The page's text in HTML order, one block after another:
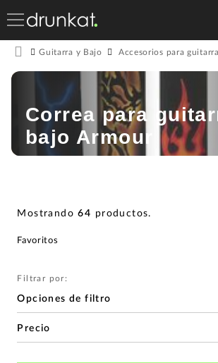
Guitarra y Bajo Accesorios para
Correa para
bajo Armour
Mostrando64 productos.
Filtrar por:
Opciones de filtro
Precio